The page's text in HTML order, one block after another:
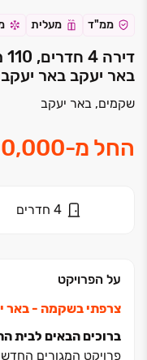
ממ"ד מעלית
באר יעקב באר
שקמים, באר יעקב
החל מ-
4 חדרים
על הפרויקט
צרפתי בשקמה - באר
ברוכים הבאים לבית
פרויקט המגורים